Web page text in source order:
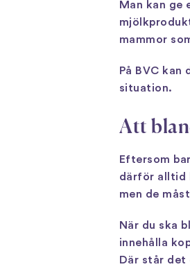
Man kan
mammor
På BVC
situation.
Att
Eftersom
därför alltid
men de
När du ska
innehålla
Där står det